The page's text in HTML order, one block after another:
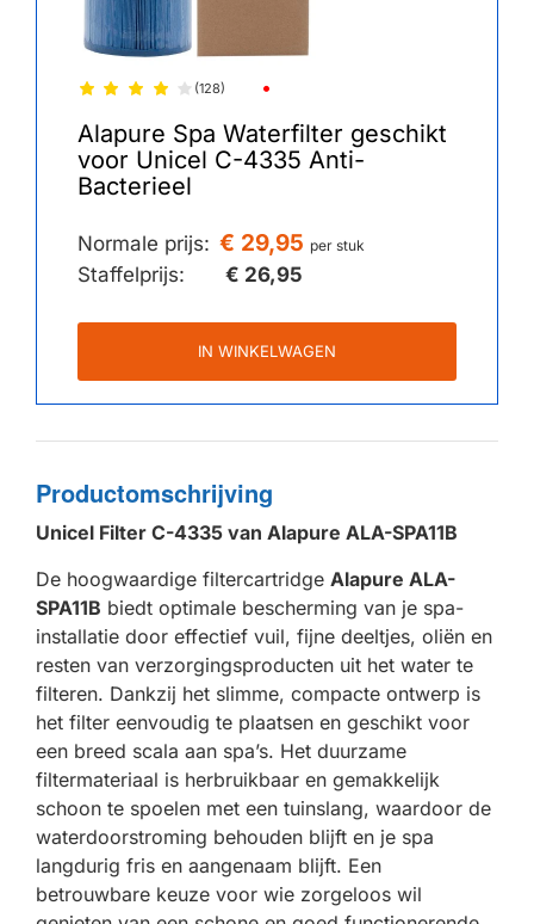
(128)
Alapure Spa Waterfilter geschikt
voor Unicel C-4335 Anti-
Bacterieel
Normale prijs: € 29,95 per stuk
Staffelprijs: € 26,95
IN WINKELWAGEN
Productomschrijving
Unicel Filter C-4335 van Alapure ALA-SPA11B
De hoogwaardige filtercartridge Alapure ALA-
SPA11B biedt optimale bescherming van je spa-
installatie door effectief vuil, fijne deeltjes, oliën en
resten van verzorgingsproducten uit het water te
filteren. Dankzij het slimme, compacte ontwerp is
het filter eenvoudig te plaatsen en geschikt voor
een breed scala aan spa’s. Het duurzame
filtermateriaal is herbruikbaar en gemakkelijk
schoon te spoelen met een tuinslang, waardoor de
waterdoorstroming behouden blijft en je spa
langdurig fris en aangenaam blijft. Een
betrouwbare keuze voor wie zorgeloos wil